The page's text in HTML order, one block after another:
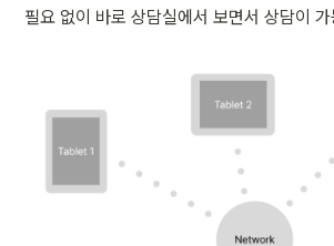
필요 없이 바로 상담실에서 보면서 상담이